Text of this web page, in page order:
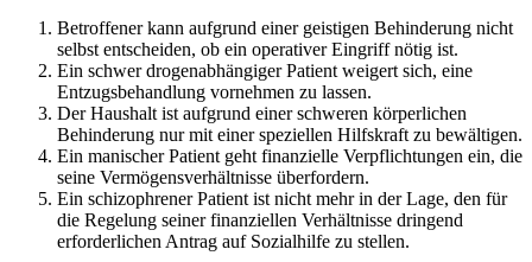
Betroffener kann aufgrund einer geistigen Behinderung nicht
selbst entscheiden, ob ein operativer Eingriff nötig ist.
Ein schwer drogenabhängiger Patient weigert sich, eine
Entzugsbehandlung vorneh­men zu lassen.
Der Haushalt ist aufgrund einer schweren körperlichen
Behinderung nur mit einer speziellen Hilfskraft zu bewältigen.
Ein manischer Patient geht finanzielle Verpflichtungen ein, die
seine Vermögensver­hältnisse überfordern.
Ein schizophrener Patient ist nicht mehr in der Lage, den für
die Regelung seiner fi­nanziellen Verhältnisse dringend
erforderlichen Antrag auf Sozialhilfe zu stellen.